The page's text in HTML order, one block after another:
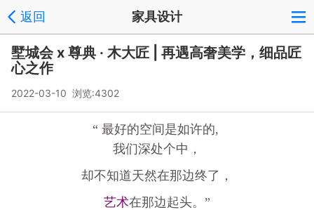
返回 家具设计
墅城会 x 尊典 · 木大匠 | 再遇高奢美学，细品匠
心之作
2022-03-10 浏览:4302
“ 最好的空间是如许的,
我们深处个中，
却不知道天然在那边终了，
艺术在那边起头。”